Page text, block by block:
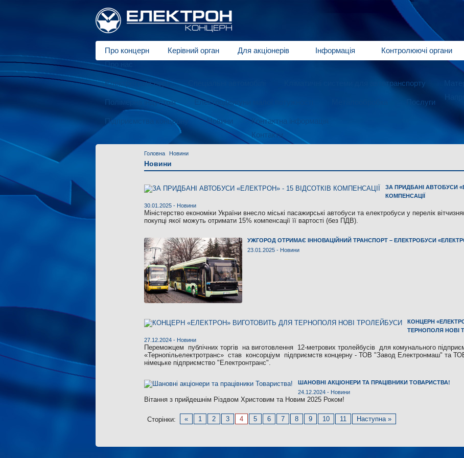
Про концерн Керівний орган Для акціонерів Інформація Контролюючі органи
Про нас
Електротранспорт Кліматичні системи для автотранспорту
Полімерна індустрія Електродвигуни малої потужності Послуги
Підприємства концерну Новини
Контактна інформація
Контакти
Головна Новини
Новини
ЗА ПРИДБАНІ АВТОБУСИ
КОМПЕНСАЦІЇ
30.01.2025 - Новини
Міністерство економіки України внесло міські пасажирські автобуси та електробуси у перелік
покупці якої можуть отримати 15% компенсації її вартості (без ПДВ).
УЖГОРОД ОТРИМАЄ ІННОВАЦІЙНИЙ ТРАНСПОРТ – ЕЛЕКТРОБУСИ
23.01.2025 - Новини
КОНЦЕРН
ТЕРНОПОЛЯ НОВІ
27.12.2024 - Новини
Переможцем публічних торгів на виготовлення 12-метрових тролейбусів для комунального
«Тернопільелектротранс» став консорціум підприємств концерну - ТОВ "Завод Електронмаш" та
німецьке підприємство "Електронтранс".
ШАНОВНІ АКЦІОНЕРИ ТА ПРАЦІВНИКИ ТОВАРИСТВА!
24.12.2024 - Новини
Вітання з прийдешнім Різдвом Христовим та Новим 2025 Роком!
Сторінки: « 1 2 3 4 5 6 7 8 9 10 11 Наступна »